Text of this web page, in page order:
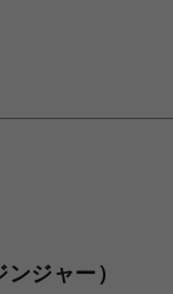
ジャー）